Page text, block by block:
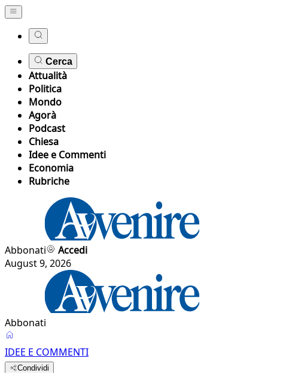
Cerca
Attualità
Politica
Mondo
Agorà
Podcast
Chiesa
Idee e Commenti
Economia
Rubriche
Abbonati
Accedi
August 9, 2026
Abbonati
IDEE E COMMENTI
Condividi